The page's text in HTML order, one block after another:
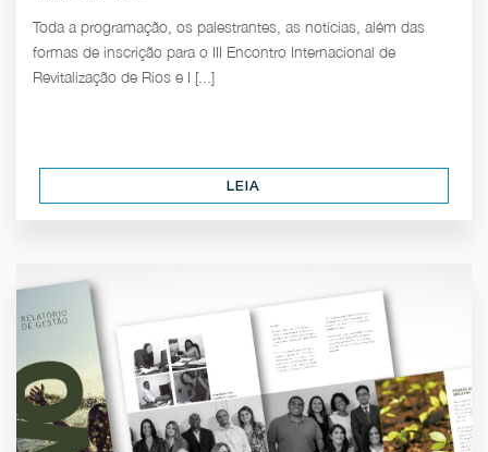
Toda a programação, os palestrantes, as notícias, além das
formas de inscrição para o III Encontro Internacional de
Revitalização de Rios e I [...]
LEIA